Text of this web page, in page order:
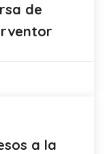
de
a la